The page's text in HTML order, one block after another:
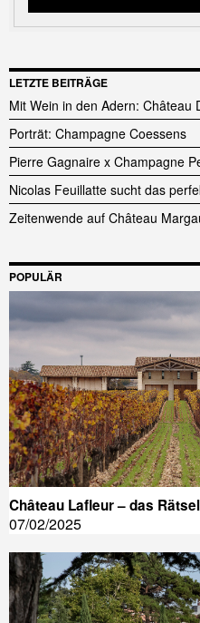
LETZTE BEITRÄGE
Mit Wein in den Adern: Château
Porträt: Champagne Coessens
Pierre Gagnaire x Champagne
Nicolas Feuillatte sucht das
Zeitenwende auf Château
POPULÄR
Château Lafleur – das
07/02/2025